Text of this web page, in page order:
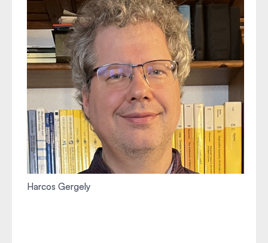
Harcos Gergely